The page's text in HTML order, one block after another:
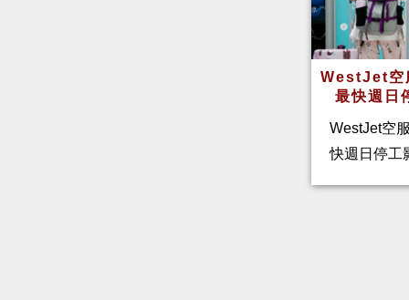
WestJet空
最快週日
WestJet空
快週日停工